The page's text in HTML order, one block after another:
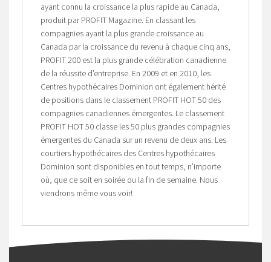
ayant connu la croissance la plus rapide au Canada,
produit par PROFIT Magazine. En classant les
compagnies ayant la plus grande croissance au
Canada par la croissance du revenu à chaque cinq ans,
PROFIT 200 est la plus grande célébration canadienne
de la réussite d’entreprise. En 2009 et en 2010, les
Centres hypothécaires Dominion ont également hérité
de positions dans le classement PROFIT HOT 50 des
compagnies canadiennes émergentes. Le classement
PROFIT HOT 50 classe les 50 plus grandes compagnies
émergentes du Canada sur un revenu de deux ans. Les
courtiers hypothécaires des Centres hypothécaires
Dominion sont disponibles en tout temps, n’importe
où, que ce soit en soirée ou la fin de semaine. Nous
viendrons même vous voir!